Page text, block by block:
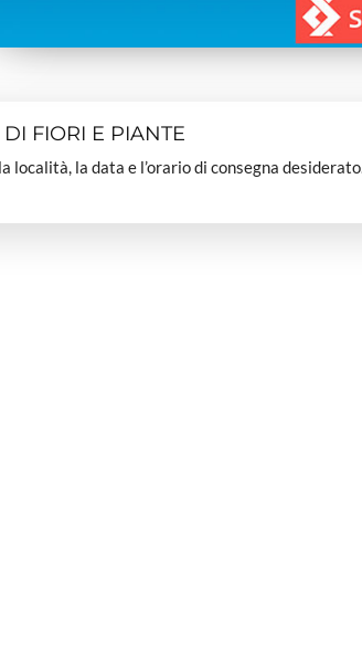
FIORI E PIANTE
località, la data e l’orario di consegna desiderato.